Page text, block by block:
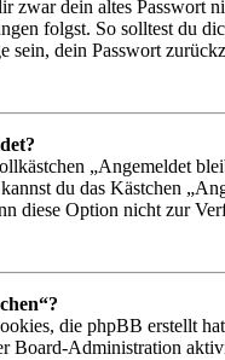
zwar dein altes Passwort
folgst. So solltest du
sein, dein Passwort
„Angemeldet
du das Kästchen
diese Option nicht zur
die phpBB erstellt
Board-Administration